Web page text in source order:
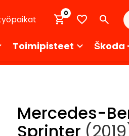
0
Toimipisteet Škoda
Mercedes-
Sprinter